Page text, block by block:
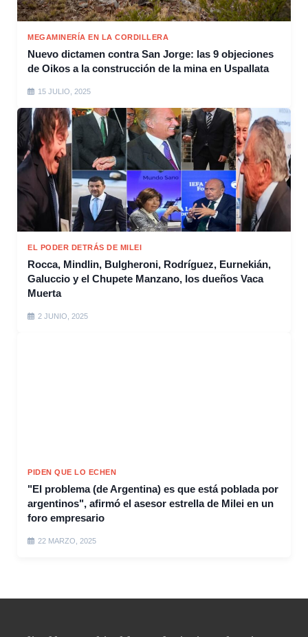
MEGAMINERÍA EN LA CORDILLERA
Nuevo dictamen contra San Jorge: las 9 objeciones
de Oikos a la construcción de la mina en Uspallata
15 JULIO, 2025
EL PODER DETRÁS DE MILEI
Rocca, Mindlin, Bulgheroni, Rodríguez, Eurnekián,
Galuccio y el Chupete Manzano, los dueños Vaca
Muerta
2 JUNIO, 2025
PIDEN QUE LO ECHEN
"El problema (de Argentina) es que está poblada por
argentinos", afirmó el asesor estrella de Milei en un
foro empresario
22 MARZO, 2025